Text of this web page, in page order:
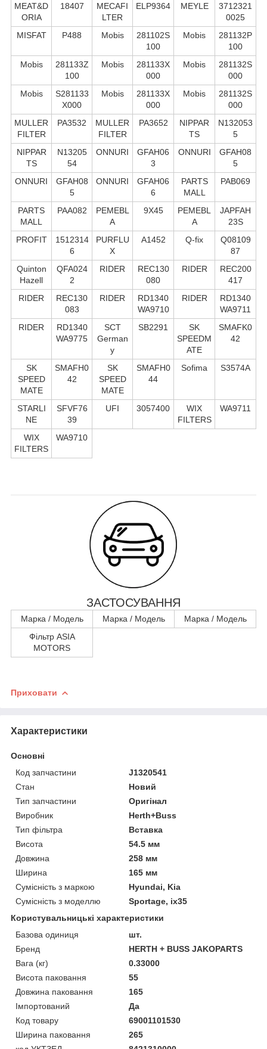
MEAT&D
ORIA
18407
MECAFI
LTER
ELP9364 MEYLE
3712321
0025
MISFAT
P488 Mobis
281102S
100
Mobis
281132P
100
Mobis
281133Z
100
Mobis
281133X
000
Mobis
281132S
000
Mobis
S281133
X000
Mobis
281133X
000
Mobis
281132S
000
MULLER
FILTER
PA3532
MULLER
FILTER
PA3652
NIPPAR
TS
N132053
5
NIPPAR
TS
N13205
54
ONNURI
GFAH06
3
ONNURI
GFAH08
5
ONNURI
GFAH08
5
ONNURI
GFAH06
6
PARTS
MALL
PAB069
PARTS
MALL
PAA082
PEMEBL
A
9X45
PEMEBL
A
JAPFAH
23S
PROFIT
1512314
6
PURFLU
X
A1452 Q-fix
Q08109
87
Quinton
Hazell
QFA024
2
RIDER
REC130
080
RIDER
REC200
417
RIDER
REC130
083
RIDER
RD1340
WA9710
RIDER
RD1340
WA9711
RIDER
RD1340
WA9775
SCT
German
y
SB2291
SK
SPEEDM
ATE
SMAFK0
42
SK
SPEED
MATE
SMAFH0
42
SK
SPEED
MATE
SMAFH0
44
Sofima S3574A
STARLI
NE
SFVF76
39
UFI 3057400
WIX
FILTERS
WA9711
WIX
FILTERS
WA9710
ЗАСТОСУВАННЯ
Марка / Модель Марка / Модель
Марка / Модель
Фільтр ASIA
MOTORS
Приховати
Характеристики
Основні
Код запчастини
J1320541
Стан
Новий
Тип запчастини
Оригінал
Виробник
Herth+Buss
Тип фільтра
Вставка
Висота
54.5 мм
Довжина
258 мм
Ширина
165 мм
Сумісність з маркою
Hyundai, Kia
Сумісність з моделлю
Sportage, ix35
Користувальницькі характеристики
Базова одиниця
шт.
Бренд
HERTH + BUSS JAKOPARTS
Вага (кг)
0.33000
Висота паковання
55
Довжина паковання
165
Імпортований
Да
Код товару
69001101530
Ширина паковання
265